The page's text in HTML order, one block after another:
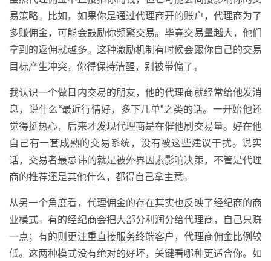
易策略。比如，如果你是通过代理商开的账户，代理商为了
多赚佣金，可能会鼓励你频繁交易。毕竟交易量越大，他们
拿到的返佣就越多。这种激励机制有时候会跟你自己的交易
目标产生冲突，你得保持清醒，别被带偏了。
我认识一个做日内交易的朋友，他的代理商就经常给他发消
息，说什么“最近行情好，多下几单”之类的话。一开始他还
觉得挺热心，后来才发现代理商是在催他刷交易量。好在他
自己有一套成熟的交易系统，没有被这些建议干扰。说实
话，交易者最忌讳的就是被外界因素影响决策，不管是代理
商的推荐还是其他什么，都得自己拿主意。
从另一个角度看，代理佣金的存在其实也反映了经纪商的商
业模式。有的经纪商会把大部分利润分给代理商，自己只赚
一点；有的则更注重直接服务终端客户，代理商佣金比例较
低。这两种模式没有绝对的好坏，关键看哪种更适合你。如